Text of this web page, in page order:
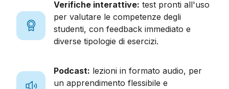
Verifiche interattive: test pronti all'uso
per valutare le competenze degli
studenti, con feedback immediato e
diverse tipologie di esercizi.
Podcast: lezioni in formato audio, per
un apprendimento flessibile e